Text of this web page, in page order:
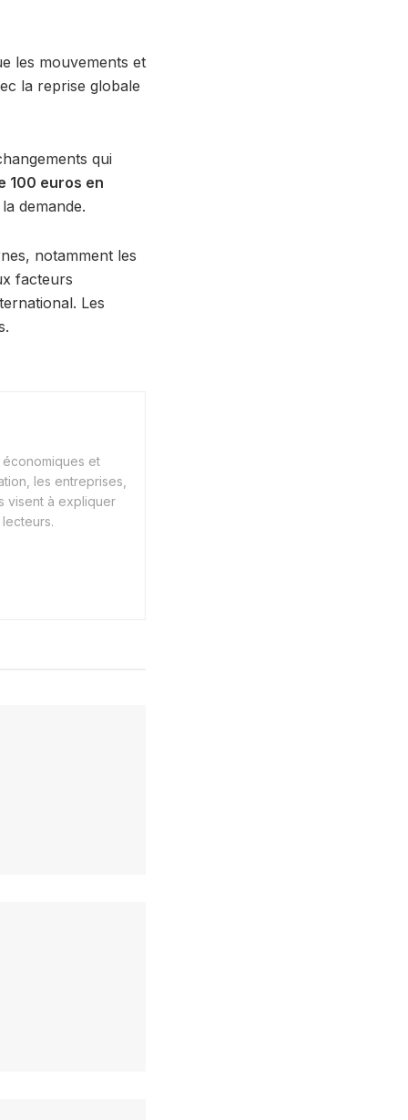
les mouvements et
la reprise globale
qui
100 euros en
demande.
notamment les
facteurs
Les
et
les entreprises,
visent à expliquer